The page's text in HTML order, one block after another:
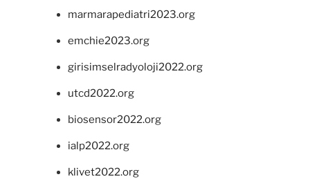
marmarapediatri2023.org
emchie2023.org
girisimselradyoloji2022.org
utcd2022.org
biosensor2022.org
ialp2022.org
klivet2022.org